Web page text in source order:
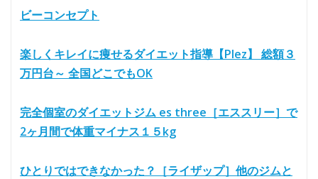
ビーコンセプト
楽しくキレイに痩せるダイエット指導【Plez】 総額３
万円台～ 全国どこでもOK
完全個室のダイエットジム es three［エススリー］で
2ヶ月間で体重マイナス１５kg
ひとりではできなかった？［ライザップ］他のジムと